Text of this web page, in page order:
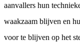
aanvallers hun
waakzaam blijven en
voor te blijven op het